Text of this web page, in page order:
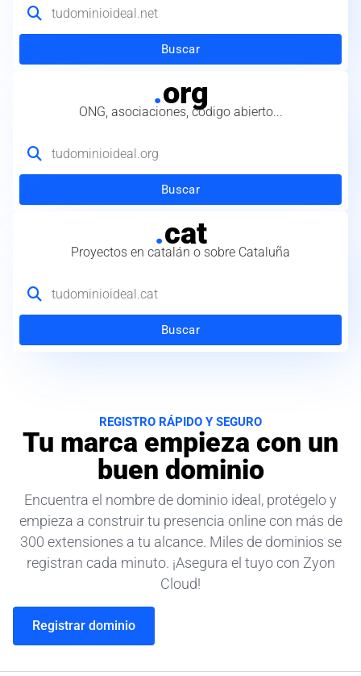
Buscar
.org
ONG, asociaciones, código abierto...
Buscar
.cat
Proyectos en catalán o sobre Cataluña
Buscar
REGISTRO RÁPIDO Y SEGURO
Tu marca empieza con un
buen dominio
Encuentra el nombre de dominio ideal, protégelo y
empieza a construir tu presencia online con más de
300 extensiones a tu alcance. Miles de dominios se
registran cada minuto. ¡Asegura el tuyo con Zyon
Cloud!
Registrar dominio